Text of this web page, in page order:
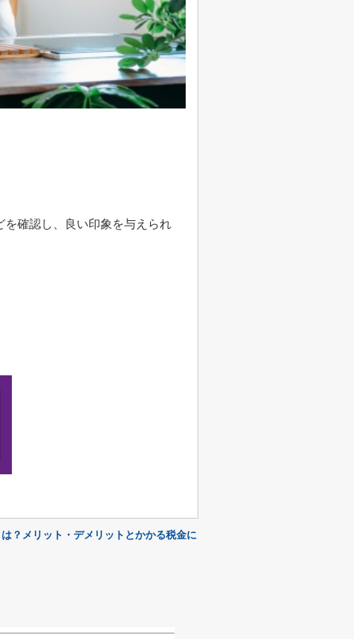
確認し、良い印象を与えられ
？メリット・デメリットとかかる税金に